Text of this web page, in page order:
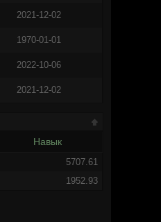
2021-12-02
1970-01-01
2022-10-06
2021-12-02
Навык
5707.61
1952.93